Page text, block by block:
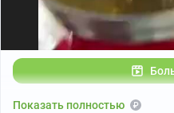
Показать полностью